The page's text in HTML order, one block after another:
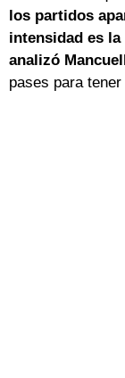
los partidos
intensidad es
analizó
pases para